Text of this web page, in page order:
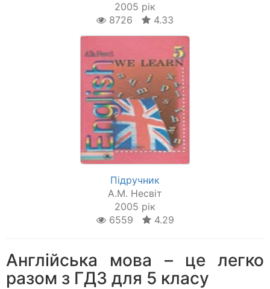
2005 рік
8726
4.33
Підручник
А.М. Несвіт
2005 рік
6559
4.29
Англійська мова – це легко
разом з ГДЗ для 5 класу